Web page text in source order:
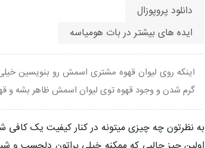
دانلود پروپوزال
ایده های بیشتر در بات هومیاسه
اینکه روی لیوان قهوه مشتری اسمش رو بنویسین
گرم شدن و وجود قهوه توی لیوان اسمش ظاهر بشه
به نظرتون چه چیزی میتونه در کنار کیفیت یک